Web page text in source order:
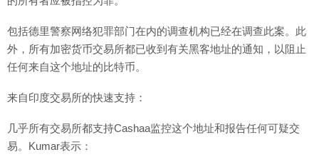
包括德里警察网络犯罪部门在内的调查机构已经在调查此案。此
外，所有加密货币交易所都已收到有关黑客地址的通知，以阻止
任何来自这个地址的比特币。
来自印度交易所的快速支持：
几乎所有交易所都支持Cashaa监控这个地址和报告任何可疑交
易。Kumar表示：